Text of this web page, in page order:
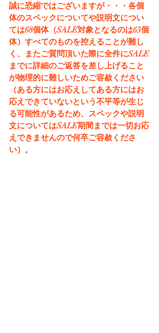
誠に恐縮ではございますが・・・各個
体のスペックについてや説明文につい
ては68個体（SALE対象となるのは63個
体）すべてのものを控えることが難し
く、またご質問頂いた際に全件にSALE
までに詳細のご返答を差し上げること
が物理的に難しいためご容赦ください
（ある方にはお応えしてある方にはお
応えできていないという不平等が生じ
る可能性があるため、スペックや説明
文についてはSALE期間までは一切お応
えできませんので何卒ご容赦くださ
い） 。